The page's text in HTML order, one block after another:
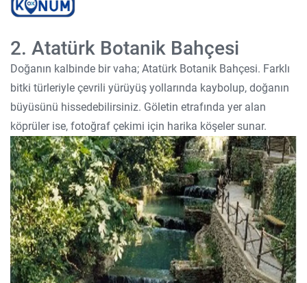
2. Atatürk Botanik Bahçesi
Doğanın kalbinde bir vaha; Atatürk Botanik Bahçesi. Farklı
bitki türleriyle çevrili yürüyüş yollarında kaybolup, doğanın
büyüsünü hissedebilirsiniz. Göletin etrafında yer alan
köprüler ise, fotoğraf çekimi için harika köşeler sunar.